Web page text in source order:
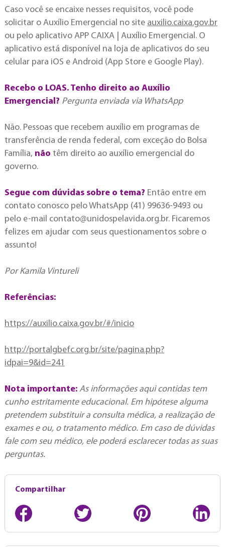
Caso você se encaixe nesses requisitos, você pode
solicitar o Auxílio Emergencial no site auxilio.caixa.gov.br
ou pelo aplicativo APP CAIXA | Auxílio Emergencial. O
aplicativo está disponível na loja de aplicativos do seu
celular para iOS e Android (App Store e Google Play).
Recebo o LOAS. Tenho direito ao Auxílio
Emergencial? Pergunta enviada via WhatsApp
Não. Pessoas que recebem auxílio em programas de
transferência de renda federal, com exceção do Bolsa
Família, não têm direito ao auxílio emergencial do
governo.
Segue com dúvidas sobre o tema? Então entre em
contato conosco pelo WhatsApp (41) 99636-9493 ou
pelo e-mail contato@unidospelavida.org.br. Ficaremos
felizes em ajudar com seus questionamentos sobre o
assunto!
Por Kamila Vintureli
Referências:
https://auxilio.caixa.gov.br/#/inicio
http://portalgbefc.org.br/site/pagina.php?
idpai=9&id=241
Nota importante: As informações aqui contidas tem
cunho estritamente educacional. Em hipótese alguma
pretendem substituir a consulta médica, a realização de
exames e ou, o tratamento médico. Em caso de dúvidas
fale com seu médico, ele poderá esclarecer todas as suas
perguntas.
Compartilhar